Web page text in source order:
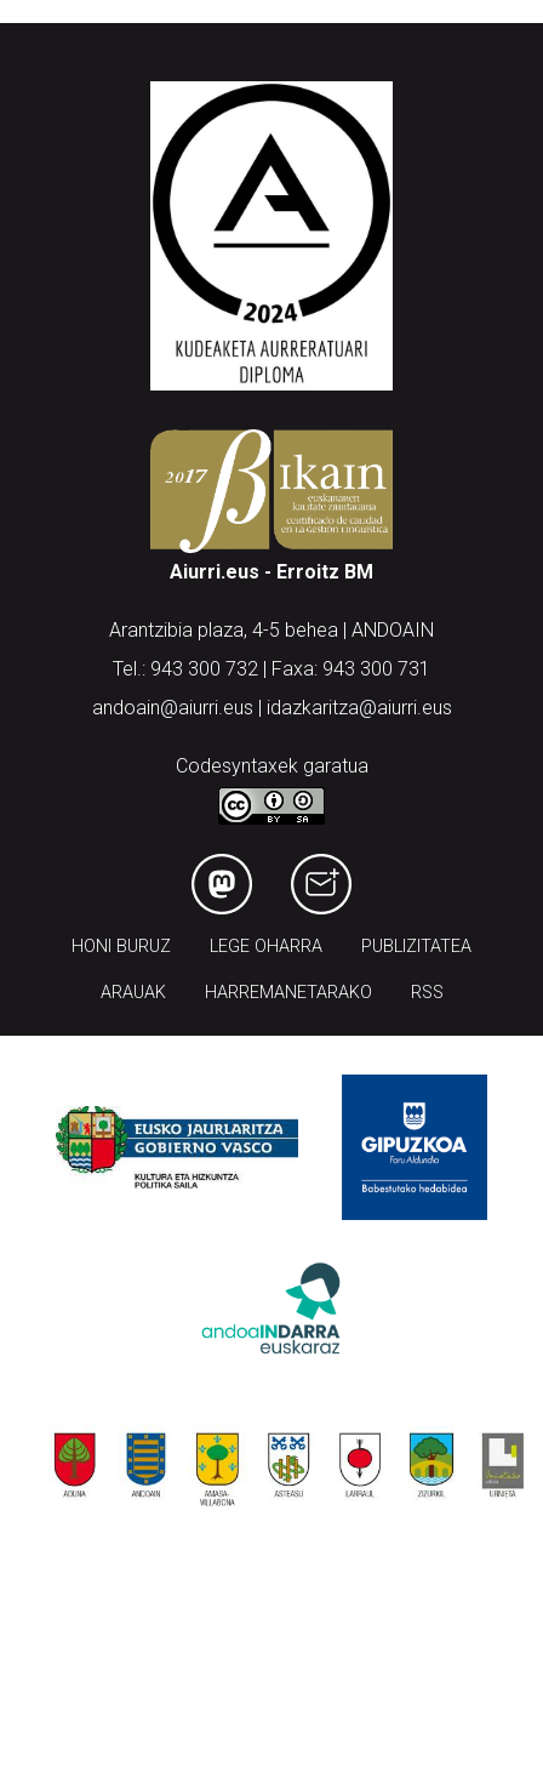
Aiurri.eus - Erroitz BM
Arantzibia plaza, 4-5 behea | ANDOAIN
Tel.: 943 300 732 | Faxa: 943 300 731
andoain@aiurri.eus | idazkaritza@aiurri.eus
Codesyntaxek garatua
HONI BURUZ LEGE OHARRA PUBLIZITATEA
ARAUAK HARREMANETARAKO RSS